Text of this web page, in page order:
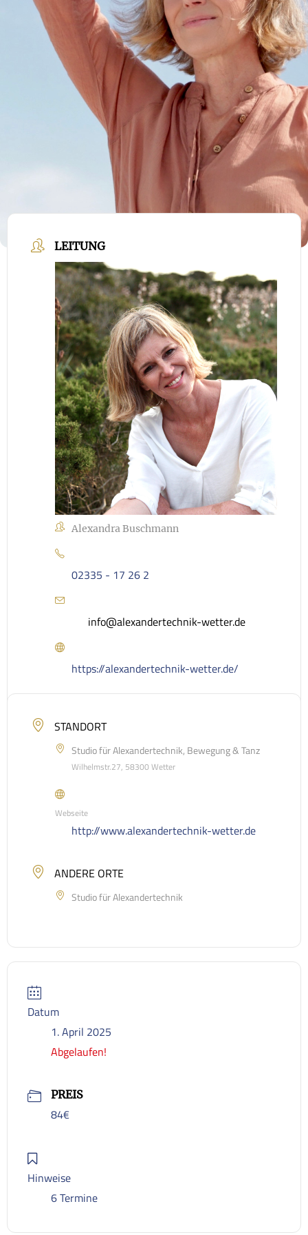
LEITUNG
Alexandra Buschmann
02335 - 17 26 2
info@alexandertechnik-wetter.de
https://alexandertechnik-wetter.de/
STANDORT
Studio für Alexandertechnik, Bewegung & Tanz
Wilhelmstr.27, 58300 Wetter
Webseite
http://www.alexandertechnik-wetter.de
ANDERE ORTE
Studio für Alexandertechnik
Datum
1. April 2025
Abgelaufen!
PREIS
84€
Hinweise
6 Termine